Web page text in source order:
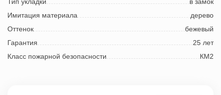
Имитация материала
дерево
Оттенок
бежевый
Гарантия
25 лет
Класс пожарной безопасности
КМ2